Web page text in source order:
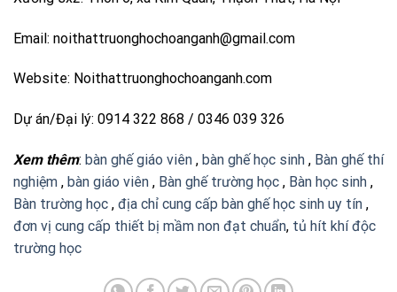
Email: noithattruonghochoanganh@gmail.com
Website: Noithattruonghochoanganh.com
Dự án/Đại lý: 0914 322 868 / 0346 039 326
Xem thêm: bàn ghế giáo viên , bàn ghế học sinh , Bàn ghế thí
nghiệm , bàn giáo viên , Bàn ghế trường học , Bàn học sinh ,
Bàn trường học , địa chỉ cung cấp bàn ghế học sinh uy tín ,
đơn vị cung cấp thiết bị mầm non đạt chuẩn, tủ hít khí độc
trường học